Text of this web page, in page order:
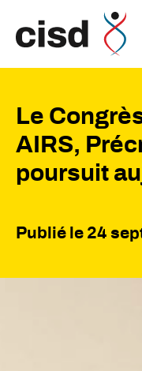
Le
AIRS,
poursuit
Publié le 24